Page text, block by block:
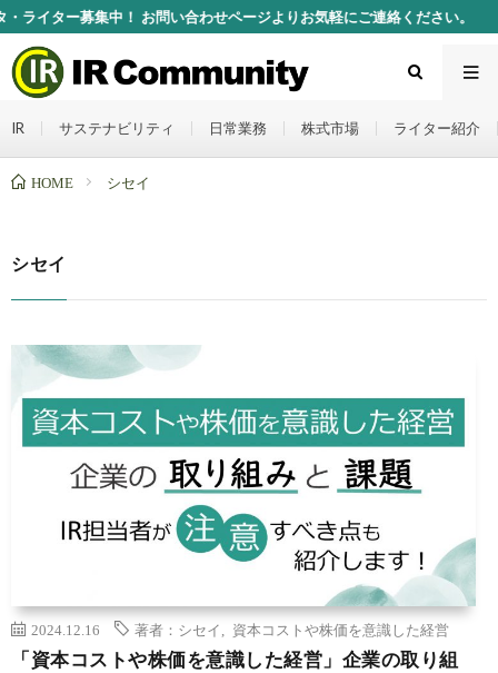
ター募集中！ お問い合わせページよりお気軽にご連絡ください。
IR サステナビリティ 日常業務 株式市場 ライター紹介
HOME シセイ
シセイ
2024.12.16 著者：シセイ 資本コストや株価を意識した経営
「資本コストや株価を意識した経営」企業の取り組